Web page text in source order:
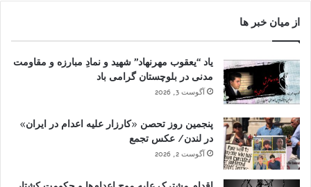
از میان خبر ها
یاد “یعقوب مهرنهاد” شهید و نمادِ مبارزه و مقاومت
مدنی در بلوچستان گرامی باد
آگوست 3, 2026
پنجمین روز تحصن «کارزار علیه اعدام در ایران»
در لندن/ عکس تجمع
آگوست 2, 2026